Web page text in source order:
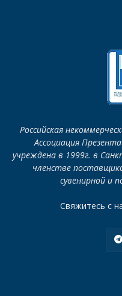
Российская
Ассоциация
учреждена в 1999г. в
членстве
сувенирной и
Свяжитесь с